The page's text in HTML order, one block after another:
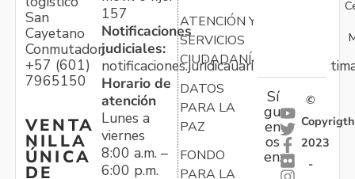
San
Cayetano
Conmutador:
+57 (601)
7965150
VENTA
NILLA
ÚNICA
DE
157
Notificaciones
judiciales:
Horario de
atención
Lunes a
viernes
8:00 a.m. –
6:00 p.m.
ATENCIÓN Y
SERVICIOS
CIUDADANÍA
DATOS
PARA LA
PAZ
FONDO
PARA LA
Sí
gu
en
os
en:
©
Copyrigth
2023
-